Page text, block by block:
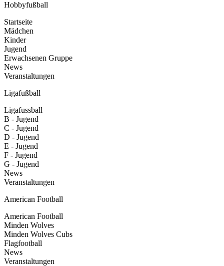
Hobbyfußball
Startseite
Mädchen
Kinder
Jugend
Erwachsenen Gruppe
News
Veranstaltungen
Ligafußball
Ligafussball
B - Jugend
C - Jugend
D - Jugend
E - Jugend
F - Jugend
G - Jugend
News
Veranstaltungen
American Football
American Football
Minden Wolves
Minden Wolves Cubs
Flagfootball
News
Veranstaltungen